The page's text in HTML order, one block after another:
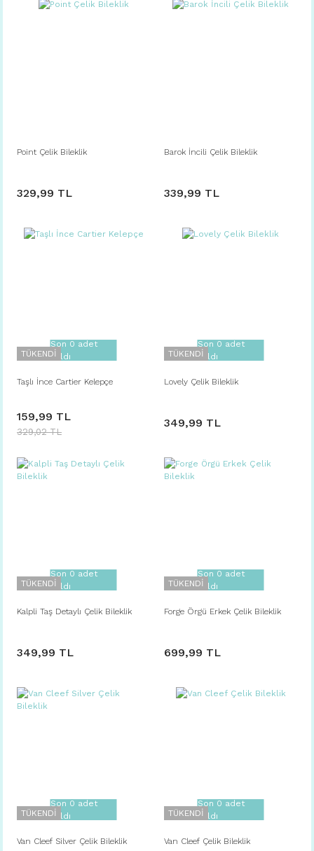
Point Çelik Bileklik
329,99 TL
Barok İncili Çelik Bileklik
339,99 TL
TÜKENDİ
Son 0 adet
kaldı
Taşlı İnce Cartier Kelepçe
159,99 TL
329,02 TL
TÜKENDİ
Son 0 adet
kaldı
Lovely Çelik Bileklik
349,99 TL
TÜKENDİ
Son 0 adet
kaldı
Kalpli Taş Detaylı Çelik Bileklik
349,99 TL
TÜKENDİ
Son 0 adet
kaldı
Forge Örgü Erkek Çelik Bileklik
699,99 TL
TÜKENDİ
Son 0 adet
kaldı
Van Cleef Silver Çelik Bileklik
TÜKENDİ
Son 0 adet
kaldı
Van Cleef Çelik Bileklik